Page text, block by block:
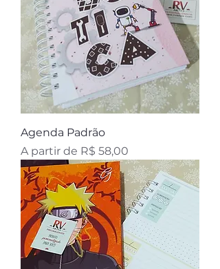
Agenda Padrão
A partir de R$ 58,00
Preço promocional